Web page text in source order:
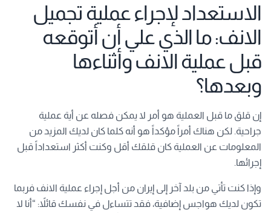
الاستعداد لإجراء عملية تجميل
الانف: ما الذي علي أن أتوقعه
قبل عملية الانف وأثناءها
وبعدها؟
إن قلق ما قبل العملية هو أمر لا يمكن فصله عن أية عملية
جراحية. لكن هناك أمراً مؤكداً هو أنه كلما كان لديك المزيد من
المعلومات عن العملية كان قلقك أقل وكنت أكثر استعداداً قبل
إجرائها.
وإذا كنت تأتي من بلد آخر إلى إيران من أجل إجراء عملية الانف فربما
تكون لديك هواجس إضافية، فقد تتساءل في نفسك قائلاً: “أنا لا